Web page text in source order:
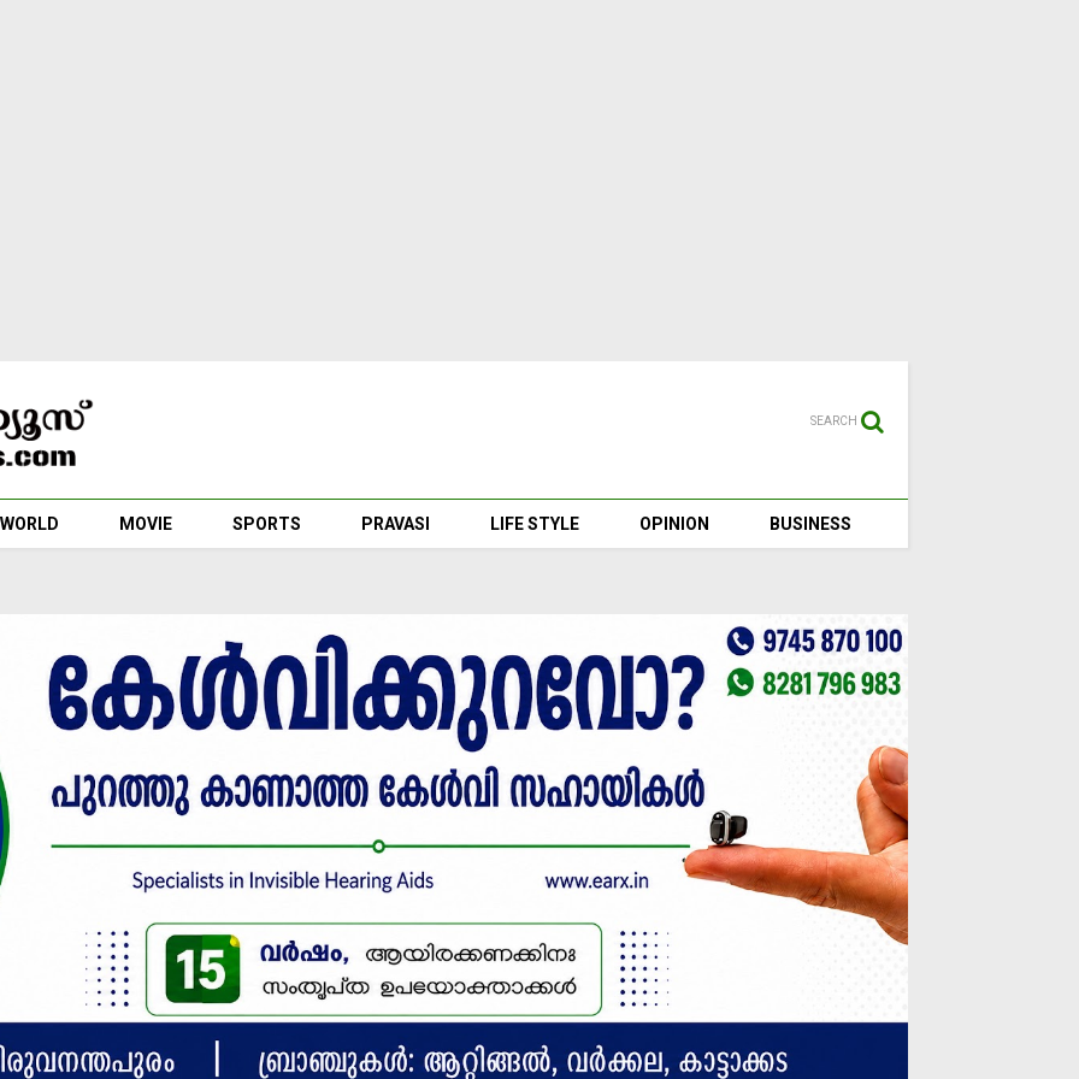
SEARCH
WORLD MOVIE SPORTS PRAVASI LIFE STYLE OPINION BUSINESS